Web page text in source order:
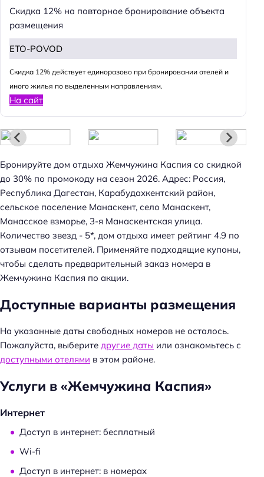
Скидка 12% на повторное бронирование объекта
размещения
ETO-POVOD
Cкидка 12% действует единоразово при бронировании отелей и
иного жилья по выделенным направлениям.
На сайт
Бронируйте дом отдыха Жемчужина Каспия со скидкой
до 30% по промокоду на сезон 2026. Адрес: Россия,
Республика Дагестан, Карабудахкентский район,
сельское поселение Манаскент, село Манаскент,
Манасское взморье, 3-я Манаскентская улица.
Количество звезд - 5*, дом отдыха имеет рейтинг 4.9 по
отзывам посетителей. Применяйте подходящие купоны,
чтобы сделать предварительный заказ номера в
Жемчужина Каспия по акции.
Доступные варианты размещения
На указанные даты свободных номеров не осталось.
Пожалуйста, выберите другие даты или ознакомьтесь с
доступными отелями в этом районе.
Услуги в «Жемчужина Каспия»
Интернет
Доступ в интернет: бесплатный
Wi-fi
Доступ в интернет: в номерах
: